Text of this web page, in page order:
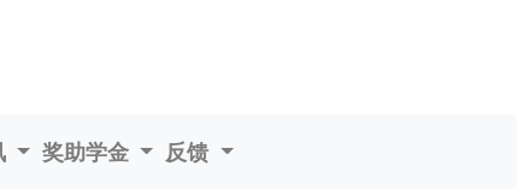
奖助学金 反馈